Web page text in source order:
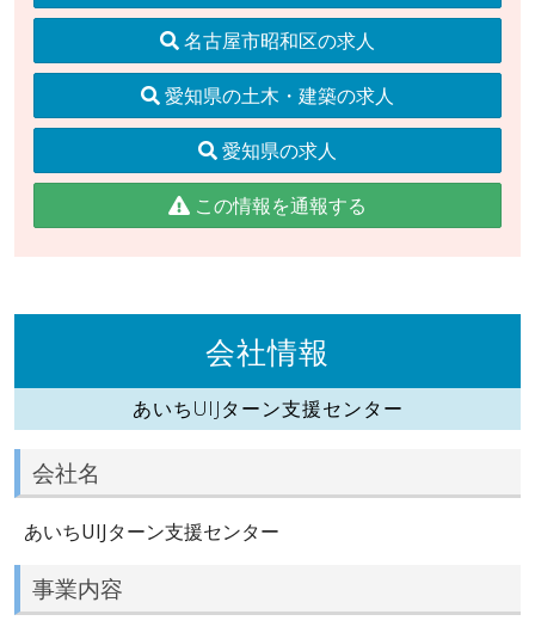
名古屋市昭和区の求人
愛知県の土木・建築の求人
愛知県の求人
この情報を通報する
会社情報
あいちUIJターン支援センター
会社名
あいちUIJターン支援センター
事業内容